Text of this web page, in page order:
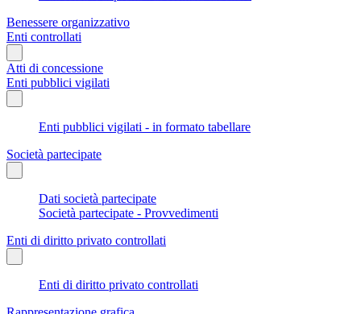
Benessere organizzativo
Enti controllati
Atti di concessione
Enti pubblici vigilati
Enti pubblici vigilati - in formato tabellare
Società partecipate
Dati società partecipate
Società partecipate - Provvedimenti
Enti di diritto privato controllati
Enti di diritto privato controllati